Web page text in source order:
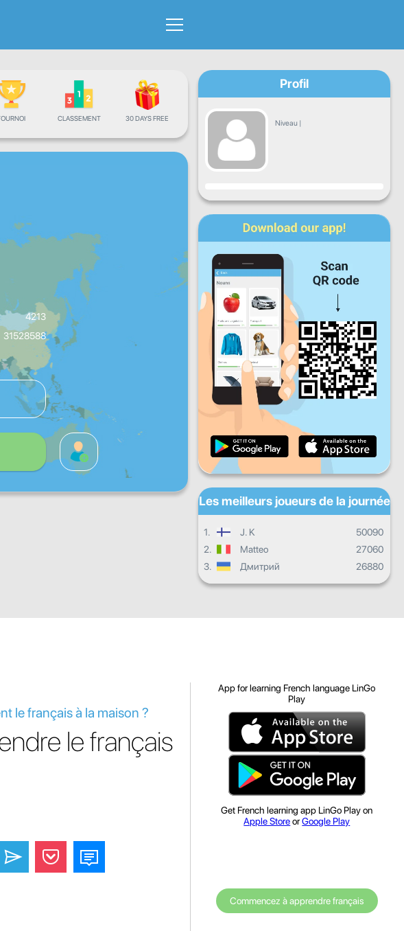
CLASSEMENT 30 DAYS FREE
4213
31528588
Profil
Niveau |
Progrès
Lun Mer Jeu
Sam Dim
Progrès quotidien
Progrès mensuel
Progrès d'ensemble
Les meilleurs joueurs de la journée
1. J. K
50090
2.
Matteo
27060
3.
Дмитрий 26880
le français à la maison ?
le français
App for learning French language LinGo
Play
Get French learning app LinGo Play on
Apple StoreorGoogle Play
Commencez à apprendre français